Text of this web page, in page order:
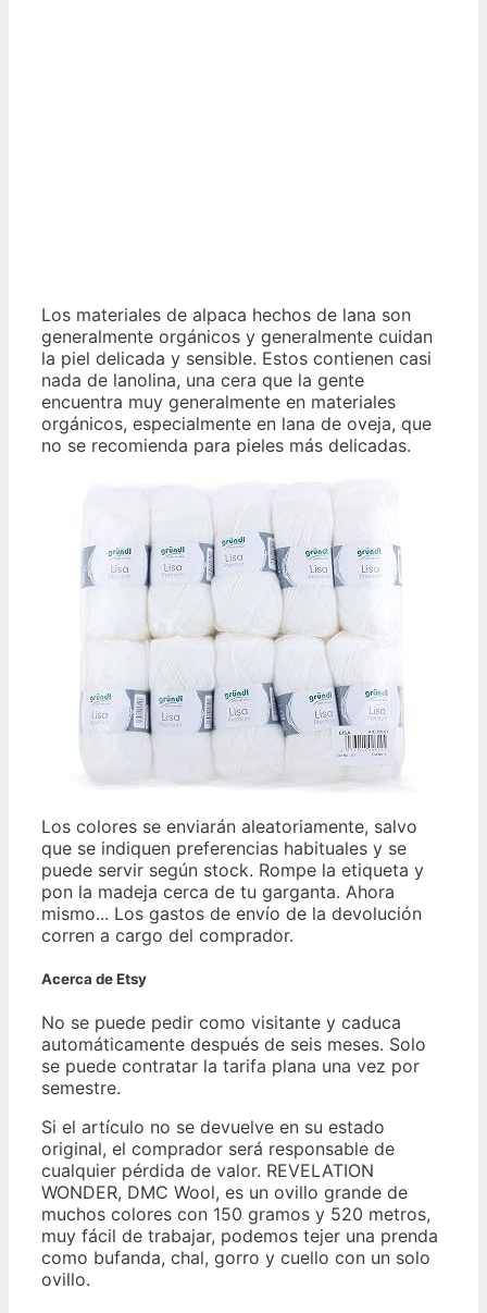
Los materiales de alpaca hechos de lana son
generalmente orgánicos y generalmente cuidan
la piel delicada y sensible. Estos contienen casi
nada de lanolina, una cera que la gente
encuentra muy generalmente en materiales
orgánicos, especialmente en lana de oveja, que
no se recomienda para pieles más delicadas.
Los colores se enviarán aleatoriamente, salvo
que se indiquen preferencias habituales y se
puede servir según stock. Rompe la etiqueta y
pon la madeja cerca de tu garganta. Ahora
mismo... Los gastos de envío de la devolución
corren a cargo del comprador.
Acerca de Etsy
No se puede pedir como visitante y caduca
automáticamente después de seis meses. Solo
se puede contratar la tarifa plana una vez por
semestre.
Si el artículo no se devuelve en su estado
original, el comprador será responsable de
cualquier pérdida de valor. REVELATION
WONDER, DMC Wool, es un ovillo grande de
muchos colores con 150 gramos y 520 metros,
muy fácil de trabajar, podemos tejer una prenda
como bufanda, chal, gorro y cuello con un solo
ovillo.